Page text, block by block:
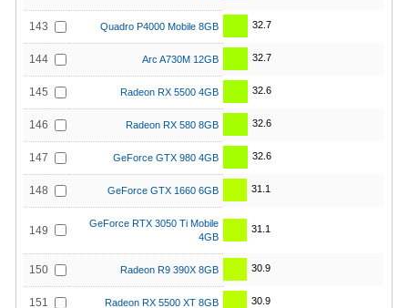
143 Quadro P4000 Mobile 8GB 32.7
144 Arc A730M 12GB 32.7
145 Radeon RX 5500 4GB 32.6
146 Radeon RX 580 8GB 32.6
147 GeForce GTX 980 4GB 32.6
148 GeForce GTX 1660 6GB 31.1
149
GeForce RTX 3050 Ti Mobile
4GB
31.1
150 Radeon R9 390X 8GB 30.9
151 Radeon RX 5500 XT 8GB 30.9